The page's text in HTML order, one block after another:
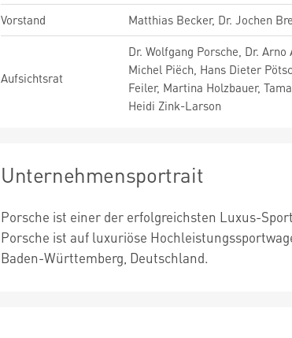
Vorstand
Matthias Becker, Dr. Jochen
Aufsichtsrat
Dr. Wolfgang Porsche, Dr.
Michel Piëch, Hans Dieter
Feiler, Martina Holzbauer,
Heidi Zink-Larson
Unternehmensportrait
Porsche ist einer der erfolgreichsten Luxus-
Porsche ist auf luxuriöse
Baden-Württemberg, Deutschland.